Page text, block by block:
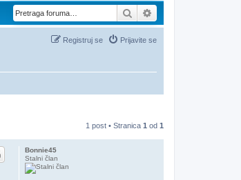
Pretraga
Prijavite se
Registruj se
1 post • Stranica 1 od 1
Bonnie45
Stalni član